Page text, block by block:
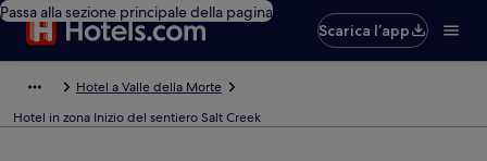
Passa alla sezione principale della pagina
Scarica l’app
Hotel a Valle della Morte
Hotel in zona Inizio del sentiero Salt Creek